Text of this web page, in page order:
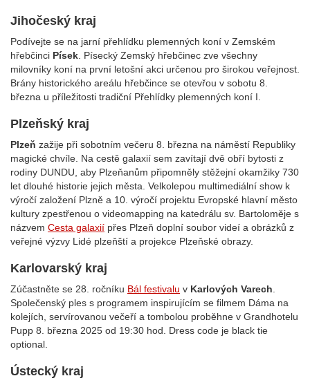
Jihočeský kraj
Podívejte se na jarní přehlídku plemenných koní v Zemském
hřebčinci Písek . Písecký Zemský hřebčinec zve všechny
milovníky koní na první letošní akci určenou pro širokou veřejnost.
Brány historického areálu hřebčince se otevřou v sobotu 8.
března u příležitosti tradiční Přehlídky plemenných koní I.
Plzeňský kraj
Plzeň zažije při sobotním večeru 8. března na náměstí Republiky
magické chvíle. Na cestě galaxií sem zavítají dvě obří bytosti z
rodiny DUNDU, aby Plzeňanům připomněly stěžejní okamžiky 730
let dlouhé historie jejich města. Velkolepou multimediální show k
výročí založení Plzně a 10. výročí projektu Evropské hlavní město
kultury zpestřenou o videomapping na katedrálu sv. Bartoloměje s
názvem Cesta galaxií přes Plzeň doplní soubor videí a obrázků z
veřejné výzvy Lidé plzeňští a projekce Plzeňské obrazy.
Karlovarský kraj
Zúčastněte se 28. ročníku Bál festivalu v Karlových Varech
Společenský ples s programem inspirujícím se filmem Dáma na
kolejích, servírovanou večeří a tombolou proběhne v Grandhotelu
Pupp 8. března 2025 od 19:30 hod. Dress code je black tie
optional.
Ústecký kraj